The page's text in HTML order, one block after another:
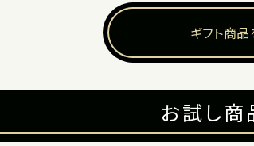
ギフト商
お試し商